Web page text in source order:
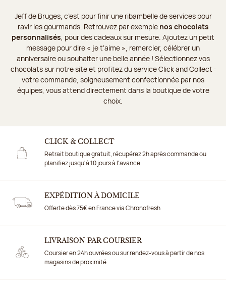
Jeff de Bruges, c’est pour finir une ribambelle de services pour
ravir les gourmands. Retrouvez par exemple nos chocolats
personnalisés , pour des cadeaux sur mesure. Ajoutez un petit
message pour dire « je t’aime », remercier, célébrer un
anniversaire ou souhaiter une belle année ! Sélectionnez vos
chocolats sur notre site et profitez du service Click and Collect :
votre commande, soigneusement confectionnée par nos
équipes, vous attend directement dans la boutique de votre
choix.
CLICK & COLLECT
Retrait boutique gratuit, récupérez 2h après commande ou
planifiez jusqu'à 10 jours à l'avance
EXPÉDITION À DOMICILE
Offerte dès 75€ en France via Chronofresh
LIVRAISON PAR COURSIER
Coursier en 24h ouvrées ou sur rendez-vous à partir de nos
magasins de proximité